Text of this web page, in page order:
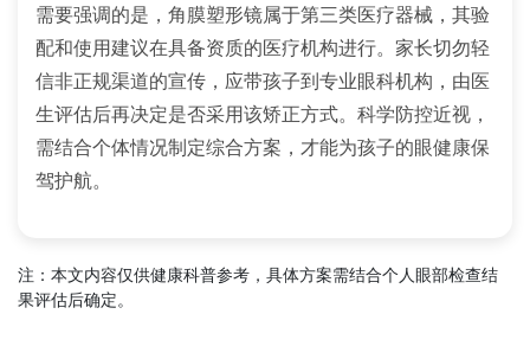
需要强调的是，角膜塑形镜属于第三类医疗器械，其验
配和使用建议在具备资质的医疗机构进行。家长切勿轻
信非正规渠道的宣传，应带孩子到专业眼科机构，由医
生评估后再决定是否采用该矫正方式。科学防控近视，
需结合个体情况制定综合方案，才能为孩子的眼健康保
驾护航。
注：本文内容仅供健康科普参考，具体方案需结合个人眼部检查结
果评估后确定。